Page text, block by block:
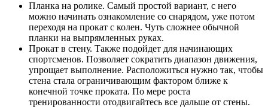
Планка на ролике. Самый простой вариант, с него
можно начинать ознакомление со снарядом, уже потом
переходя на прокат с колен. Чуть сложнее обычной
планки на выпрямленных руках.
Прокат в стену. Также подойдет для начинающих
спортсменов. Позволяет сократить диапазон движения,
упрощает выполнение. Расположиться нужно так, чтобы
стена стала ограничивающим фактором ближе к
конечной точке проката. По мере роста
тренированности отодвигайтесь все дальше от стены.